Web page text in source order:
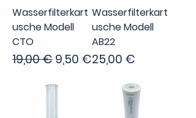
Wasserfilterkart
usche Modell
CTO
Standardpreis
19,00 €Sale-Preis
9,50 €
Wasserfilterkart
usche Modell
AB22
Preis
25,00 €